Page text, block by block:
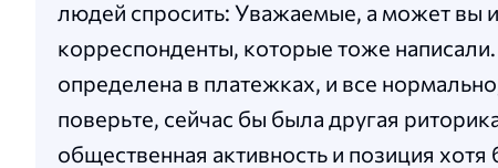
людей спросить: Уважаемые, а может вы
корреспонденты, которые тоже
определена в платежках, и все
поверьте, сейчас бы была другая
общественная активность и позиция